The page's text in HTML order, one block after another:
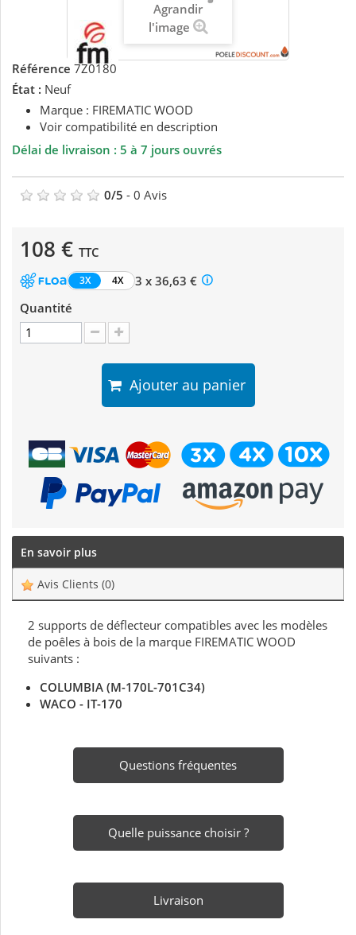
Agrandir
l'image
Référence 7Z0180
État : Neuf
Marque : FIREMATIC WOOD
Voir compatibilité en description
Délai de livraison : 5 à 7 jours ouvrés
0/5 - 0 Avis
108 € TTC
3X 4X
3 x 36,63 €
Quantité
Ajouter au panier
En savoir plus
Avis Clients (0)
2 supports de déflecteur compatibles avec les modèles
de poêles à bois de la marque FIREMATIC WOOD
suivants :
COLUMBIA (M-170L-701C34)
WACO - IT-170
Questions fréquentes
Quelle puissance choisir ?
Livraison